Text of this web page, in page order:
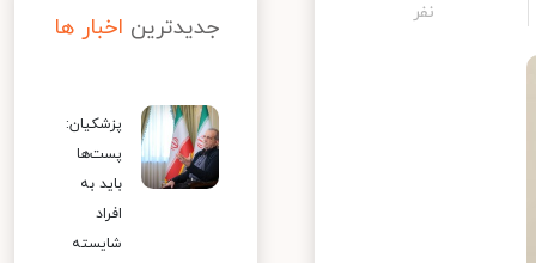
نفر
جدیدترین اخبار ها
پزشکیان:
پست‌ها
باید به
افراد
شایسته